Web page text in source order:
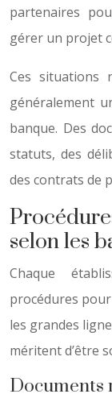
partenaires
gérer un projet
Ces situations
généralement
banque. Des
statuts, des
des contrats de
selon les
Chaque
procédures
les grandes
méritent d’être
Documents